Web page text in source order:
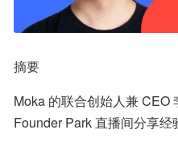
摘要
Moka 的联合创始人兼 CEO
Founder Park 直播间分享经